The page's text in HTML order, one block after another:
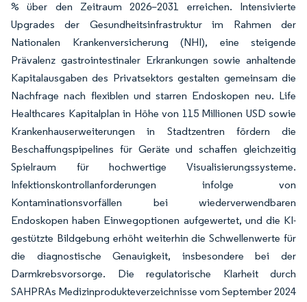
% über den Zeitraum 2026–2031 erreichen. Intensivierte
Upgrades der Gesundheitsinfrastruktur im Rahmen der
Nationalen Krankenversicherung (NHI), eine steigende
Prävalenz gastrointestinaler Erkrankungen sowie anhaltende
Kapitalausgaben des Privatsektors gestalten gemeinsam die
Nachfrage nach flexiblen und starren Endoskopen neu. Life
Healthcares Kapitalplan in Höhe von 115 Millionen USD sowie
Krankenhauserweiterungen in Stadtzentren fördern die
Beschaffungspipelines für Geräte und schaffen gleichzeitig
Spielraum für hochwertige Visualisierungssysteme.
Infektionskontrollanforderungen infolge von
Kontaminationsvorfällen bei wiederverwendbaren
Endoskopen haben Einwegoptionen aufgewertet, und die KI-
gestützte Bildgebung erhöht weiterhin die Schwellenwerte für
die diagnostische Genauigkeit, insbesondere bei der
Darmkrebsvorsorge. Die regulatorische Klarheit durch
SAHPRAs Medizinprodukteverzeichnisse vom September 2024